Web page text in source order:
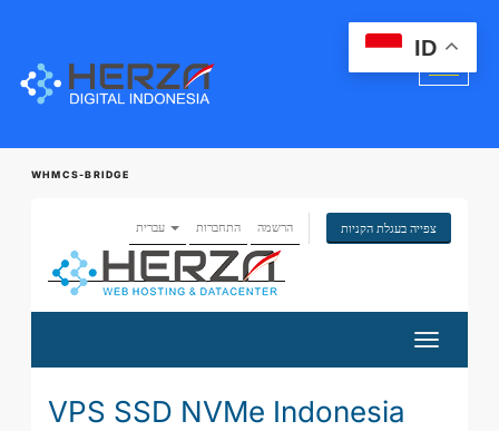
WHMCS-BRIDGE
התחברות הרשמה צפייה בעגלת הקניות
הפעלת
ניווט
VPS SSD NVMe Indonesia
ID